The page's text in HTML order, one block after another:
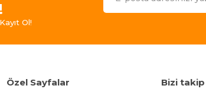
Ol!
Özel Sayfalar Bizi